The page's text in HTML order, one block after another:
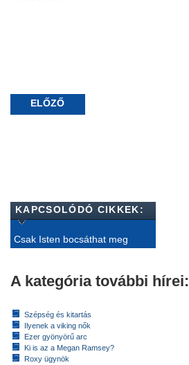
ELŐZŐ
KAPCSOLÓDÓ CIKKEK:
Csak Isten bocsáthat meg
A kategória további hírei:
Szépség és kitartás
Ilyenek a viking nők
Ezer gyönyörű arc
Ki is az a Megan Ramsey?
Roxy ügynök